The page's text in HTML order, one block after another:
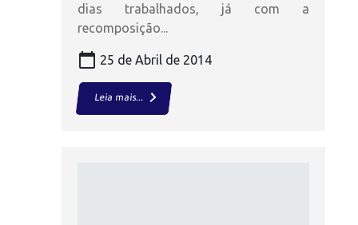
dias trabalhados, já com a
recomposição...
calendar_today 25 de Abril de 2014
Leia mais...keyboard_arrow_right